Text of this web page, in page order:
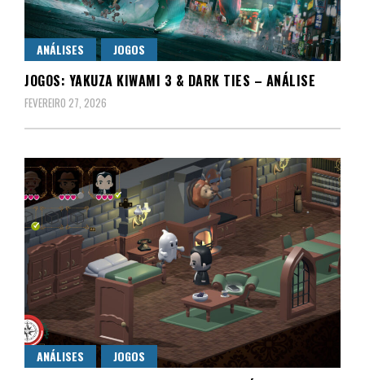
ANÁLISES JOGOS
JOGOS: YAKUZA KIWAMI 3 & DARK TIES – ANÁLISE
FEVEREIRO 27, 2026
ANÁLISES JOGOS